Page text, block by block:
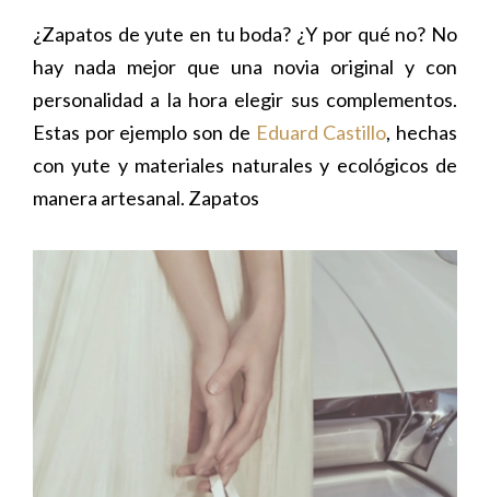
¿Zapatos de yute en tu boda? ¿Y por qué no? No
hay nada mejor que una novia original y con
personalidad a la hora elegir sus complementos.
Estas por ejemplo son de Eduard Castillo, hechas
con yute y materiales naturales y ecológicos de
manera artesanal. Zapatos